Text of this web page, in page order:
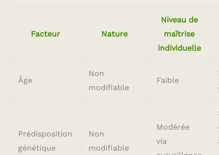
Facteur Nature
Niveau de
maîtrise
individuelle
Âge
Non
modifiable
Faible
Prédisposition
génétique
Non
modifiable
Modérée
via